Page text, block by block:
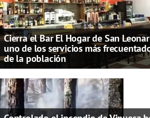
Cierra el Bar El Hogar de San
uno de los servicios más
de la población